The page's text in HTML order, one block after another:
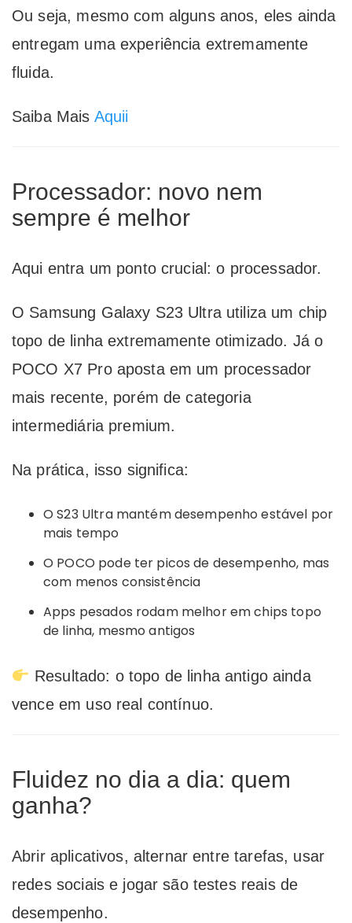
Ou seja, mesmo com alguns anos, eles ainda
entregam uma experiência extremamente
fluida.
Saiba Mais Aquii
Processador: novo nem
sempre é melhor
Aqui entra um ponto crucial: o processador.
O Samsung Galaxy S23 Ultra utiliza um chip
topo de linha extremamente otimizado. Já o
POCO X7 Pro aposta em um processador
mais recente, porém de categoria
intermediária premium.
Na prática, isso significa:
O S23 Ultra mantém desempenho estável por
mais tempo
O POCO pode ter picos de desempenho, mas
com menos consistência
Apps pesados rodam melhor em chips topo
de linha, mesmo antigos
Resultado: o topo de linha antigo ainda
vence em uso real contínuo.
Fluidez no dia a dia: quem
ganha?
Abrir aplicativos, alternar entre tarefas, usar
redes sociais e jogar são testes reais de
desempenho.